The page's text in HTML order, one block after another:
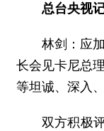
总台央视
林剑：应
长会见卡尼总
等坦诚、深入
双方积极